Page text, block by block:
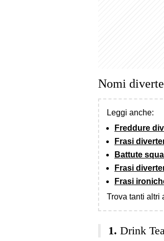
Nomi
Leggi anche:
Freddure
Frasi
Battute
Frasi
Frasi
Trova tanti altri
Drink